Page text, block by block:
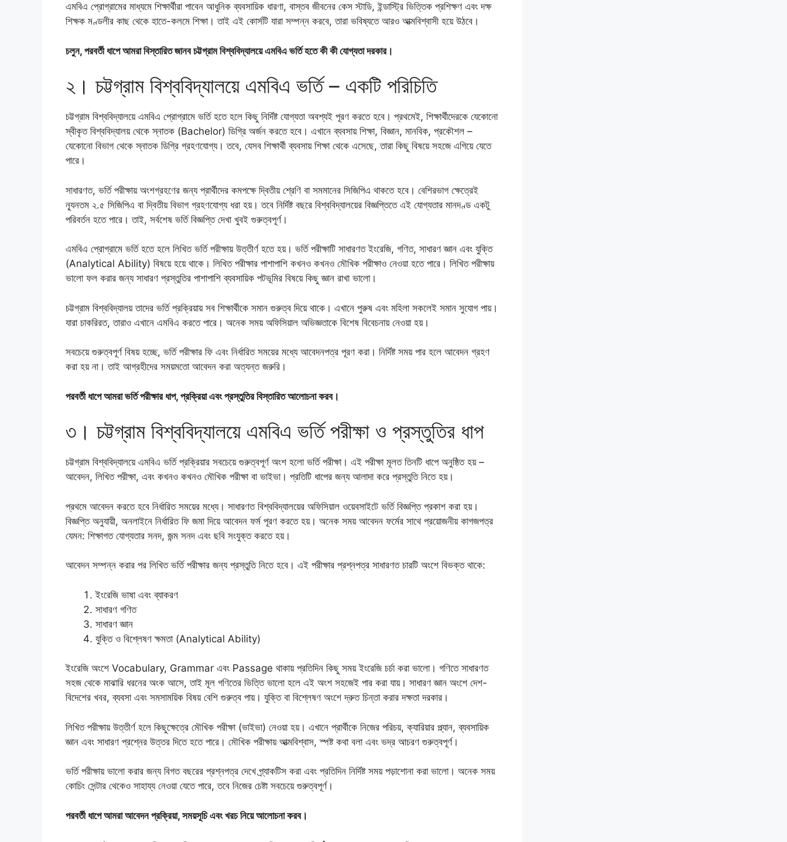
এমবিএ প্রোগ্রামের মাধ্যমে শিক্ষার্থীরা পাবেন আধুনিক ব্যবসায়িক ধারণা, বাস্তব জীবনের কেস স্টাডি, ইন্ডাস্ট্রি ভিত্তিক প্রশিক্ষণ এবং দক্ষ
শিক্ষক মণ্ডলীর কাছ থেকে হাতে-কলমে শিক্ষা। তাই এই কোর্সটি যারা সম্পন্ন করবে, তারা ভবিষ্যতে আরও আত্মবিশ্বাসী হয়ে উঠবে।
চলুন, পরবর্তী ধাপে আমরা বিস্তারিত জানব চট্টগ্রাম বিশ্ববিদ্যালয়ে এমবিএ ভর্তি হতে কী কী যোগ্যতা দরকার।
২। চট্টগ্রাম বিশ্ববিদ্যালয়ে এমবিএ ভর্তি – একটি পরিচিতি
চট্টগ্রাম বিশ্ববিদ্যালয়ে এমবিএ প্রোগ্রামে ভর্তি হতে হলে কিছু নির্দিষ্ট যোগ্যতা অবশ্যই পূরণ করতে হবে। প্রথমেই, শিক্ষার্থীদেরকে যেকোনো
স্বীকৃত বিশ্ববিদ্যালয় থেকে স্নাতক (Bachelor) ডিগ্রি অর্জন করতে হবে। এখানে ব্যবসায় শিক্ষা, বিজ্ঞান, মানবিক, প্রকৌশল –
যেকোনো বিভাগ থেকে স্নাতক ডিগ্রি গ্রহণযোগ্য। তবে, যেসব শিক্ষার্থী ব্যবসায় শিক্ষা থেকে এসেছে, তারা কিছু বিষয়ে সহজে এগিয়ে যেতে
পারে।
সাধারণত, ভর্তি পরীক্ষায় অংশগ্রহণের জন্য প্রার্থীদের কমপক্ষে দ্বিতীয় শ্রেণি বা সমমানের সিজিপিএ থাকতে হবে। বেশিরভাগ ক্ষেত্রেই
ন্যূনতম ২.৫ সিজিপিএ বা দ্বিতীয় বিভাগ গ্রহণযোগ্য ধরা হয়। তবে নির্দিষ্ট বছরে বিশ্ববিদ্যালয়ের বিজ্ঞপ্তিতে এই যোগ্যতার মানদণ্ড একটু
পরিবর্তন হতে পারে। তাই, সর্বশেষ ভর্তি বিজ্ঞপ্তি দেখা খুবই গুরুত্বপূর্ণ।
এমবিএ প্রোগ্রামে ভর্তি হতে হলে লিখিত ভর্তি পরীক্ষায় উত্তীর্ণ হতে হয়। ভর্তি পরীক্ষাটি সাধারণত ইংরেজি, গণিত, সাধারণ জ্ঞান এবং যুক্তি
(Analytical Ability) বিষয়ে হয়ে থাকে। লিখিত পরীক্ষার পাশাপাশি কখনও কখনও মৌখিক পরীক্ষাও নেওয়া হতে পারে। লিখিত পরীক্ষায়
ভালো ফল করার জন্য সাধারণ প্রস্তুতির পাশাপাশি ব্যবসায়িক পটভূমির বিষয়ে কিছু জ্ঞান রাখা ভালো।
চট্টগ্রাম বিশ্ববিদ্যালয় তাদের ভর্তি প্রক্রিয়ায় সব শিক্ষার্থীকে সমান গুরুত্ব দিয়ে থাকে। এখানে পুরুষ এবং মহিলা সকলেই সমান সুযোগ পায়।
যারা চাকরিরত, তারাও এখানে এমবিএ করতে পারে। অনেক সময় অফিসিয়াল অভিজ্ঞতাকে বিশেষ বিবেচনায় নেওয়া হয়।
সবচেয়ে গুরুত্বপূর্ণ বিষয় হচ্ছে, ভর্তি পরীক্ষার ফি এবং নির্ধারিত সময়ের মধ্যে আবেদনপত্র পূরণ করা। নির্দিষ্ট সময় পার হলে আবেদন গ্রহণ
করা হয় না। তাই আগ্রহীদের সময়মতো আবেদন করা অত্যন্ত জরুরি।
পরবর্তী ধাপে আমরা ভর্তি পরীক্ষার ধাপ, প্রক্রিয়া এবং প্রস্তুতির বিস্তারিত আলোচনা করব।
৩। চট্টগ্রাম বিশ্ববিদ্যালয়ে এমবিএ ভর্তি পরীক্ষা ও প্রস্তুতির ধাপ
চট্টগ্রাম বিশ্ববিদ্যালয়ে এমবিএ ভর্তি প্রক্রিয়ার সবচেয়ে গুরুত্বপূর্ণ অংশ হলো ভর্তি পরীক্ষা। এই পরীক্ষা মূলত তিনটি ধাপে অনুষ্ঠিত হয় –
আবেদন, লিখিত পরীক্ষা, এবং কখনও কখনও মৌখিক পরীক্ষা বা ভাইভা। প্রতিটি ধাপের জন্য আলাদা করে প্রস্তুতি নিতে হয়।
প্রথমে আবেদন করতে হবে নির্ধারিত সময়ের মধ্যে। সাধারণত বিশ্ববিদ্যালয়ের অফিসিয়াল ওয়েবসাইটে ভর্তি বিজ্ঞপ্তি প্রকাশ করা হয়।
বিজ্ঞপ্তি অনুযায়ী, অনলাইনে নির্ধারিত ফি জমা দিয়ে আবেদন ফর্ম পূরণ করতে হয়। অনেক সময় আবেদন ফর্মের সাথে প্রয়োজনীয় কাগজপত্র
যেমন: শিক্ষাগত যোগ্যতার সনদ, জন্ম সনদ এবং ছবি সংযুক্ত করতে হয়।
আবেদন সম্পন্ন করার পর লিখিত ভর্তি পরীক্ষার জন্য প্রস্তুতি নিতে হবে। এই পরীক্ষার প্রশ্নপত্র সাধারণত চারটি অংশে বিভক্ত থাকে:
ইংরেজি ভাষা এবং ব্যাকরণ
সাধারণ গণিত
সাধারণ জ্ঞান
যুক্তি ও বিশ্লেষণ ক্ষমতা (Analytical Ability)
ইংরেজি অংশে Vocabulary, Grammar এবং Passage থাকায় প্রতিদিন কিছু সময় ইংরেজি চর্চা করা ভালো। গণিতে সাধারণত
সহজ থেকে মাঝারি ধরনের অংক আসে, তাই মূল গণিতের ভিত্তি ভালো হলে এই অংশ সহজেই পার করা যায়। সাধারণ জ্ঞান অংশে দেশ-
বিদেশের খবর, ব্যবসা এবং সমসাময়িক বিষয় বেশি গুরুত্ব পায়। যুক্তি বা বিশ্লেষণ অংশে দ্রুত চিন্তা করার দক্ষতা দরকার।
লিখিত পরীক্ষায় উত্তীর্ণ হলে কিছুক্ষেত্রে মৌখিক পরীক্ষা (ভাইভা) নেওয়া হয়। এখানে প্রার্থীকে নিজের পরিচয়, ক্যারিয়ার প্ল্যান, ব্যবসায়িক
জ্ঞান এবং সাধারণ প্রশ্নের উত্তর দিতে হতে পারে। মৌখিক পরীক্ষায় আত্মবিশ্বাস, স্পষ্ট কথা বলা এবং ভদ্র আচরণ গুরুত্বপূর্ণ।
ভর্তি পরীক্ষায় ভালো করার জন্য বিগত বছরের প্রশ্নপত্র দেখে প্র্যাকটিস করা এবং প্রতিদিন নির্দিষ্ট সময় পড়াশোনা করা ভালো। অনেক সময়
কোচিং সেন্টার থেকেও সাহায্য নেওয়া যেতে পারে, তবে নিজের চেষ্টা সবচেয়ে গুরুত্বপূর্ণ।
পরবর্তী ধাপে আমরা আবেদন প্রক্রিয়া, সময়সূচি এবং খরচ নিয়ে আলোচনা করব।